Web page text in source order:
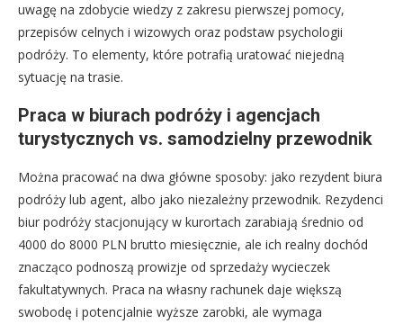
uwagę na zdobycie wiedzy z zakresu pierwszej pomocy,
przepisów celnych i wizowych oraz podstaw psychologii
podróży. To elementy, które potrafią uratować niejedną
sytuację na trasie.
Praca w biurach podróży i agencjach
turystycznych vs. samodzielny przewodnik
Można pracować na dwa główne sposoby: jako rezydent biura
podróży lub agent, albo jako niezależny przewodnik. Rezydenci
biur podróży stacjonujący w kurortach zarabiają średnio od
4000 do 8000 PLN brutto miesięcznie, ale ich realny dochód
znacząco podnoszą prowizje od sprzedaży wycieczek
fakultatywnych. Praca na własny rachunek daje większą
swobodę i potencjalnie wyższe zarobki, ale wymaga